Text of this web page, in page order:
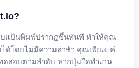
บแป้นพิมพ์ปรากฏขึ้นทันที ทำให้คุณ
ด้โดยไม่มีความล่าช้า คุณเพียงแค่
ดสอบตามลำดับ หากปุ่มใดทำงาน